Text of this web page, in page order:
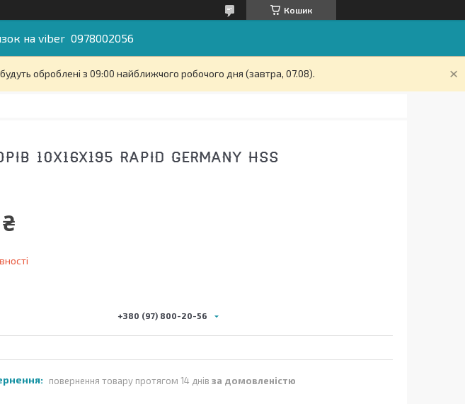
Кошик
на viber 0978002056
оброблені з 09:00 найближчого робочого дня (завтра, 07.08).
10Х16Х195 RAPID GERMANY HSS
+380 (97) 800-20-56
повернення товару протягом 14 днів за домовленістю